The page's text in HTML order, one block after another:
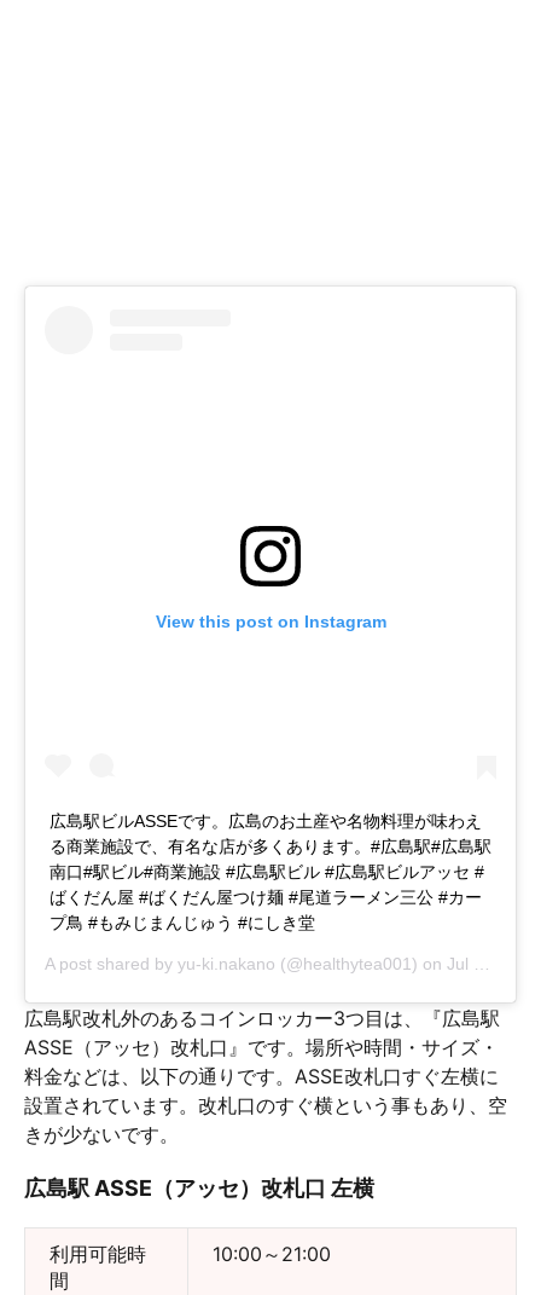
View this post on Instagram
広島駅ビルASSEです。広島のお土産や名物料理が味わえ
る商業施設で、有名な店が多くあります。#広島駅#広島駅
南口#駅ビル#商業施設 #広島駅ビル #広島駅ビルアッセ #
ばくだん屋 #ばくだん屋つけ麺 #尾道ラーメン三公 #カー
プ鳥 #もみじまんじゅう #にしき堂
A post shared by yu‐ki.nakano (@healthytea001) on Jul 25, 2019 at 4:48pm PDT
広島駅改札外のあるコインロッカー3つ目は、『広島駅
ASSE（アッセ）改札口』です。場所や時間・サイズ・
料金などは、以下の通りです。ASSE改札口すぐ左横に
設置されています。改札口のすぐ横という事もあり、空
きが少ないです。
広島駅 ASSE（アッセ）改札口 左横
利用可能時
間
10:00～21:00